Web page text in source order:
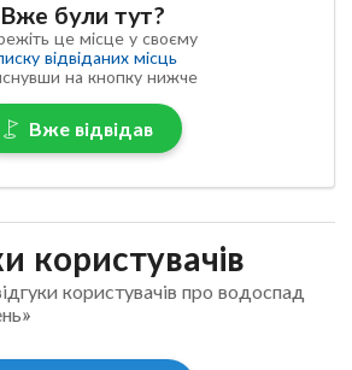
Вже були тут?
це місце у своєму
відвіданих місць
на кнопку нижче
Вже відвідав
користувачів
користувачів про водоспад